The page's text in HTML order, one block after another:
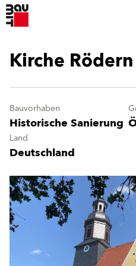
Kirche Rödern
Bauvorhaben
Historische Sanierung
Land
Deutschland